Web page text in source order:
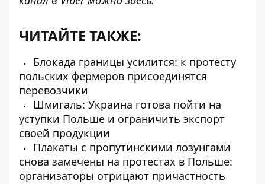
ЧИТАЙТЕ ТАКЖЕ:
Блокада границы усилится: к протесту
польских фермеров присоединятся
перевозчики
Шмигаль: Украина готова пойти на
уступки Польше и ограничить экспорт
своей продукции
Плакаты с пропутинскими лозунгами
снова замечены на протестах в Польше:
организаторы отрицают причастность